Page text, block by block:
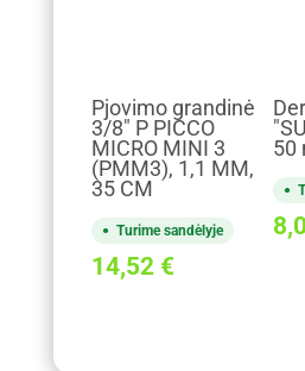
Pjovimo grandinė
3/8" P PICCO
MICRO MINI 3
(PMM3), 1,1 MM,
35 CM
Turime sandėlyje
14,52 €
50